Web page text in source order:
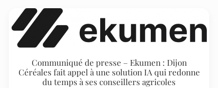
Communiqué de presse – Ekumen : Dijon
Céréales fait appel à une solution IA qui redonne
du temps à ses conseillers agricoles